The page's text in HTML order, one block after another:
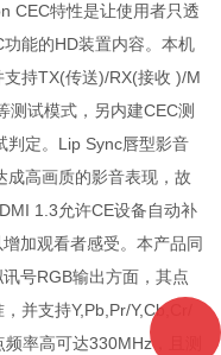
CEC特性是让使用者只透
能的HD装置内容。本机
持TX(传送)/RX(接收 )/M
测试模式，另内建CEC测
判定。Lip Sync唇型影音
成高画质的影音表现，故
1.3允许CE设备自动补
加观看者感受。本产品同
号RGB输出方面，其点
并支持Y,Pb,Pr/Y,Cb,Cr/
率高可达330MHz，且测